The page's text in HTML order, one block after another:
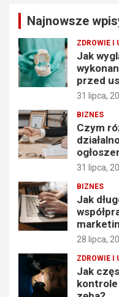
Najnowsze
ZDROWIE I
Jak
przed
31 lipca,
BIZNES
Czym
31 lipca,
BIZNES
Jak
28 lipca,
ZDROWIE I
Jak
kontrole